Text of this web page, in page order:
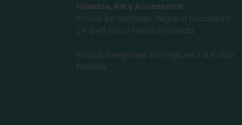
Hilados, Kit y Accesorios:
Envíos en Santiago: llegan a tu casa en
24 a 48 hrs. o retiro en tienda.
Envíos a regiones: entrega en 2 a 4 días
hábilies.